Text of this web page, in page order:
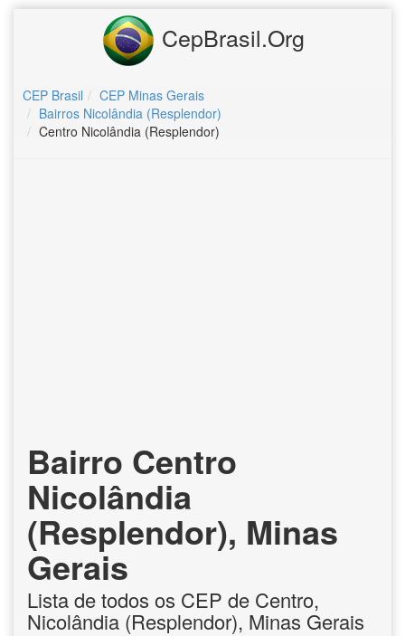
CepBrasil.Org
CEP Brasil
CEP Minas Gerais
Bairros Nicolândia (Resplendor)
Centro Nicolândia (Resplendor)
Bairro Centro
Nicolândia
(Resplendor), Minas
Gerais
Lista de todos os CEP de Centro,
Nicolândia (Resplendor), Minas Gerais